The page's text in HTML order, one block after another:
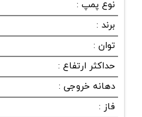
نوع پمپ :
برند :
توان :
حداکثر ارتفاع :
دهانه خروجی :
فاز :